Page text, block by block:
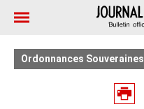
Ordonnances Souveraines